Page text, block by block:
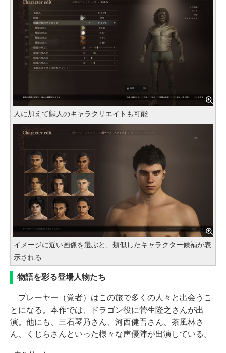
人に加えて獣人のキャラクリエイトも可能
イメージに近い画像を選ぶと、類似したキャラクター候補が表
示される
物語を彩る登場人物たち
プレーヤー（覚者）はこの旅で多くの人々と出会うこ
とになる。本作では、ドラゴン役に菅生隆之さんが出
演。他にも、三石琴乃さん、河西健吾さん、茶風林さ
ん、くじらさんといった様々な声優陣が出演している。